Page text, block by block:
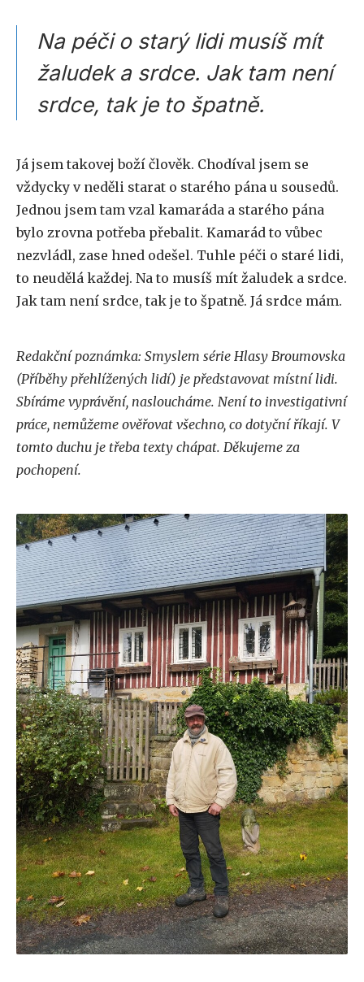
Na péči o starý lidi musíš mít
žaludek a srdce. Jak tam není
srdce, tak je to špatně.
Já jsem takovej boží člověk. Chodíval jsem se
vždycky v neděli starat o starého pána u sousedů.
Jednou jsem tam vzal kamaráda a starého pána
bylo zrovna potřeba přebalit. Kamarád to vůbec
nezvládl, zase hned odešel. Tuhle péči o staré lidi,
to neudělá každej. Na to musíš mít žaludek a srdce.
Jak tam není srdce, tak je to špatně. Já srdce mám.
Redakční poznámka: Smyslem série Hlasy Broumovska
(Příběhy přehlížených lidí) je představovat místní lidi.
Sbíráme vyprávění, nasloucháme. Není to investigativní
práce, nemůžeme ověřovat všechno, co dotyční říkají. V
tomto duchu je třeba texty chápat. Děkujeme za
pochopení.